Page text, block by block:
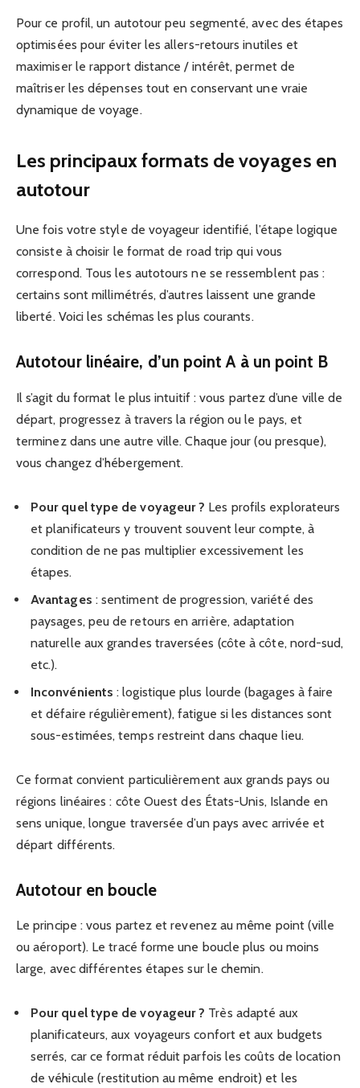
Pour ce profil, un autotour peu segmenté, avec des étapes
optimisées pour éviter les allers-retours inutiles et
maximiser le rapport distance / intérêt, permet de
maîtriser les dépenses tout en conservant une vraie
dynamique de voyage.
Les principaux formats de voyages en
autotour
Une fois votre style de voyageur identifié, l’étape logique
consiste à choisir le format de road trip qui vous
correspond. Tous les autotours ne se ressemblent pas :
certains sont millimétrés, d’autres laissent une grande
liberté. Voici les schémas les plus courants.
Autotour linéaire, d’un point A à un point B
Il s’agit du format le plus intuitif : vous partez d’une ville de
départ, progressez à travers la région ou le pays, et
terminez dans une autre ville. Chaque jour (ou presque),
vous changez d’hébergement.
Pour quel type de voyageur ? Les profils explorateurs
et planificateurs y trouvent souvent leur compte, à
condition de ne pas multiplier excessivement les
étapes.
Avantages : sentiment de progression, variété des
paysages, peu de retours en arrière, adaptation
naturelle aux grandes traversées (côte à côte, nord-sud,
etc.).
Inconvénients : logistique plus lourde (bagages à faire
et défaire régulièrement), fatigue si les distances sont
sous-estimées, temps restreint dans chaque lieu.
Ce format convient particulièrement aux grands pays ou
régions linéaires : côte Ouest des États-Unis, Islande en
sens unique, longue traversée d’un pays avec arrivée et
départ différents.
Autotour en boucle
Le principe : vous partez et revenez au même point (ville
ou aéroport). Le tracé forme une boucle plus ou moins
large, avec différentes étapes sur le chemin.
Pour quel type de voyageur ? Très adapté aux
planificateurs, aux voyageurs confort et aux budgets
serrés, car ce format réduit parfois les coûts de location
de véhicule (restitution au même endroit) et les